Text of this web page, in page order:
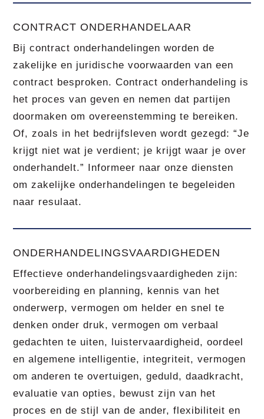
CONTRACT ONDERHANDELAAR
Bij contract onderhandelingen worden de
zakelijke en juridische voorwaarden van een
contract besproken. Contract onderhandeling is
het proces van geven en nemen dat partijen
doormaken om overeenstemming te bereiken.
Of, zoals in het bedrijfsleven wordt gezegd: “Je
krijgt niet wat je verdient; je krijgt waar je over
onderhandelt.” Informeer naar onze diensten
om zakelijke onderhandelingen te begeleiden
naar resulaat.
ONDERHANDELINGSVAARDIGHEDEN
Effectieve onderhandelingsvaardigheden zijn:
voorbereiding en planning, kennis van het
onderwerp, vermogen om helder en snel te
denken onder druk, vermogen om verbaal
gedachten te uiten, luistervaardigheid, oordeel
en algemene intelligentie, integriteit, vermogen
om anderen te overtuigen, geduld, daadkracht,
evaluatie van opties, bewust zijn van het
proces en de stijl van de ander, flexibiliteit en